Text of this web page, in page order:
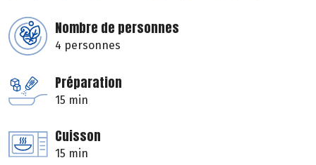
Nombre de personnes
4 personnes
Préparation
15 min
Cuisson
15 min